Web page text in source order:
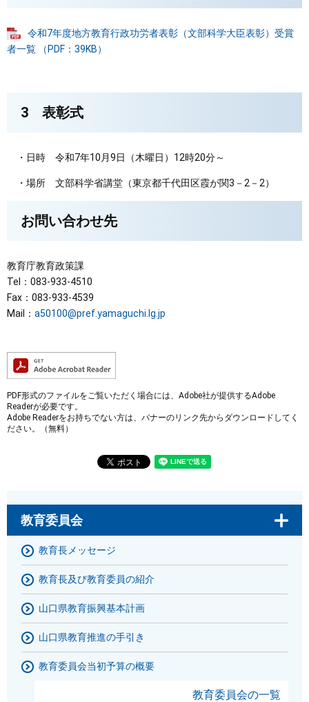
令和7年度地方教育行政功労者表彰（文部科学大臣表彰）受賞
者一覧 （PDF：39KB）
3 表彰式
・日時 令和7年10月9日（木曜日）12時20分～
・場所 文部科学省講堂（東京都千代田区霞が関3－2－2）
お問い合わせ先
教育庁教育政策課
Tel：083-933-4510
Fax：083-933-4539
Mail： a50100@pref.yamaguchi.lg.jp
PDF形式のファイルをご覧いただく場合には、Adobe社が提供するAdobe
Readerが必要です。
Adobe Readerをお持ちでない方は、バナーのリンク先からダウンロードしてく
ださい。（無料）
教育委員会
教育長メッセージ
教育長及び教育委員の紹介
山口県教育振興基本計画
山口県教育推進の手引き
教育委員会当初予算の概要
教育委員会の一覧